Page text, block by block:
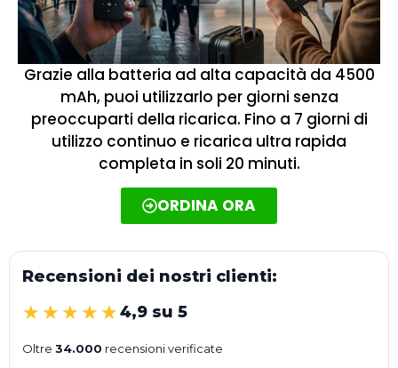
Grazie alla batteria ad alta capacità da 4500
mAh, puoi utilizzarlo per giorni senza
preoccuparti della ricarica. Fino a 7 giorni di
utilizzo continuo e ricarica ultra rapida
completa in soli 20 minuti.
ORDINA ORA
Recensioni dei nostri clienti:
★★★★★4,9 su 5
Oltre 34.000 recensioni verificate